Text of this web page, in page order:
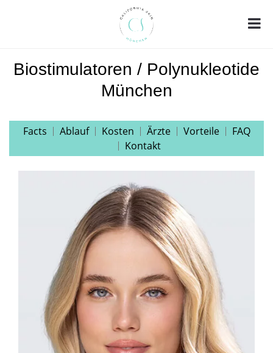
Biostimulatoren / Polynukleotide
München
Facts Ablauf Kosten Ärzte Vorteile
FAQ
Kontakt